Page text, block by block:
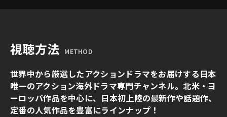
視聴方法 METHOD
世界中から厳選したアクションドラマをお届けする日本
唯一のアクション海外ドラマ専門チャンネル。北米・ヨ
ーロッパ作品を中心に、日本初上陸の最新作や話題作、
定番の人気作品を豊富にラインナップ！